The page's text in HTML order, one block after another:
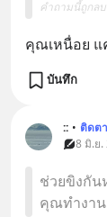
คำถามนี้ถูกลบ
คุณเหนื่อย
บันทึก
:: • ติดต
8 มิ.ย.
ช่วยขิงกัน
คุณทำงาน